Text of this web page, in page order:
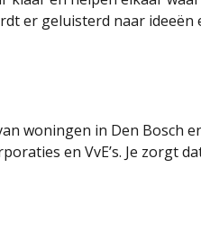
er geluisterd naar ideeën
woningen in Den Bosch
en VvE’s. Je zorgt